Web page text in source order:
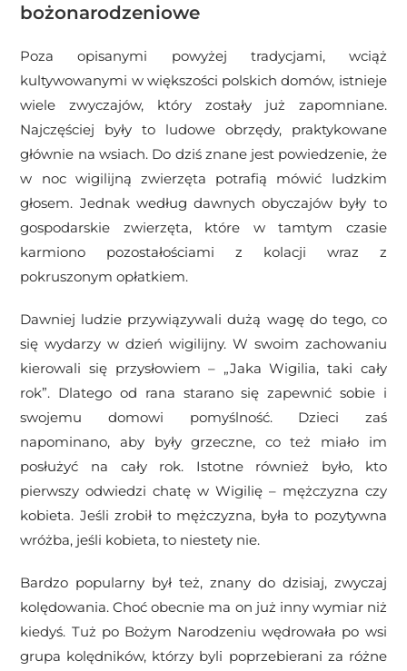
bożonarodzeniowe
Poza opisanymi powyżej tradycjami, wciąż
kultywowanymi w większości polskich domów, istnieje
wiele zwyczajów, który zostały już zapomniane.
Najczęściej były to ludowe obrzędy, praktykowane
głównie na wsiach. Do dziś znane jest powiedzenie, że
w noc wigilijną zwierzęta potrafią mówić ludzkim
głosem. Jednak według dawnych obyczajów były to
gospodarskie zwierzęta, które w tamtym czasie
karmiono pozostałościami z kolacji wraz z
pokruszonym opłatkiem.
Dawniej ludzie przywiązywali dużą wagę do tego, co
się wydarzy w dzień wigilijny. W swoim zachowaniu
kierowali się przysłowiem – „Jaka Wigilia, taki cały
rok”. Dlatego od rana starano się zapewnić sobie i
swojemu domowi pomyślność. Dzieci zaś
napominano, aby były grzeczne, co też miało im
posłużyć na cały rok. Istotne również było, kto
pierwszy odwiedzi chatę w Wigilię – mężczyzna czy
kobieta. Jeśli zrobił to mężczyzna, była to pozytywna
wróżba, jeśli kobieta, to niestety nie.
Bardzo popularny był też, znany do dzisiaj, zwyczaj
kolędowania. Choć obecnie ma on już inny wymiar niż
kiedyś. Tuż po Bożym Narodzeniu wędrowała po wsi
grupa kolędników, którzy byli poprzebierani za różne